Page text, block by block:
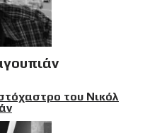
του Νικόλ